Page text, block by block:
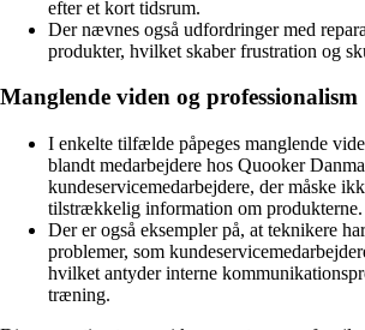
efter et kort tidsrum.
Der nævnes også udfordringer med
produkter, hvilket skaber frustration og
Manglende viden og professionalism
I enkelte tilfælde påpeges manglende
blandt medarbejdere hos Quooker
kundeservicemedarbejdere, der måske
tilstrækkelig information om produkterne.
Der er også eksempler på, at teknikere
problemer, som
hvilket antyder interne
træning.